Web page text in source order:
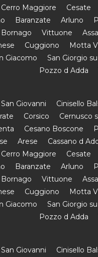
Cerro Maggiore Cesate
Baranzate Arluno
Vittuone
Cuggiono Motta
Giacomo
San Giorgio
Pozzo d Adda
Giovanni Cinisello
Corsico Cernusco
Cesano Boscone
Arese Cassano d
Cerro Maggiore Cesate
Baranzate Arluno
Vittuone
Cuggiono Motta
Giacomo
San Giorgio
Pozzo d Adda
Giovanni Cinisello